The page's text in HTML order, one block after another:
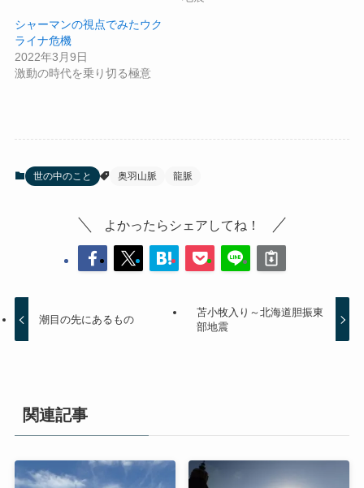
シャーマンの視点でみたウク
ライナ危機
2022年3月9日
激動の時代を乗り切る極意
世の中のこと 奥羽山脈 龍脈
よかったらシェアしてね！
潮目の先にあるもの
苫小牧入り～北海道胆振東
部地震
関連記事